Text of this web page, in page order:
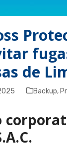
de
Backup,